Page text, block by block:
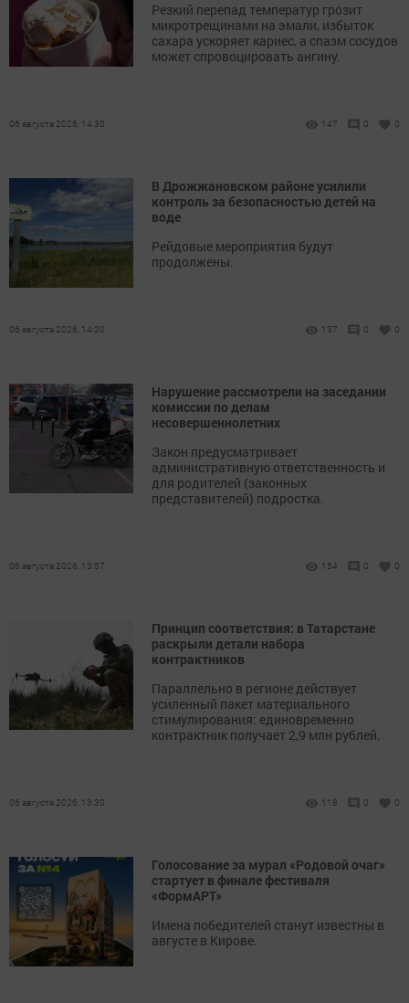
Резкий перепад температур грозит
микротрещинами на эмали, избыток
сахара ускоряет кариес, а спазм сосудов
может спровоцировать ангину.
06 августа 2026, 14:30 147 0 0
В Дрожжановском районе усилили
контроль за безопасностью детей на
воде
Рейдовые мероприятия будут
продолжены.
06 августа 2026, 14:20 137 0 0
Нарушение рассмотрели на заседании
комиссии по делам
несовершеннолетних
Закон предусматривает
административную ответственность и
для родителей (законных
представителей) подростка.
06 августа 2026, 13:57 154 0 0
Принцип соответствия: в Татарстане
раскрыли детали набора
контрактников
Параллельно в регионе действует
усиленный пакет материального
стимулирования: единовременно
контрактник получает 2,9 млн рублей.
06 августа 2026, 13:30 118 0 0
Голосование за мурал «Родовой очаг»
стартует в финале фестиваля
«ФормАРТ»
Имена победителей станут известны в
августе в Кирове.